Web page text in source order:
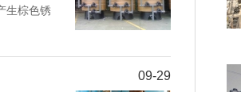
生棕色锈
09-29